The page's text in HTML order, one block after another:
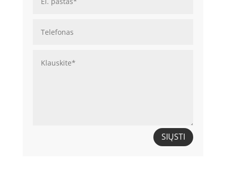
SIŲSTI